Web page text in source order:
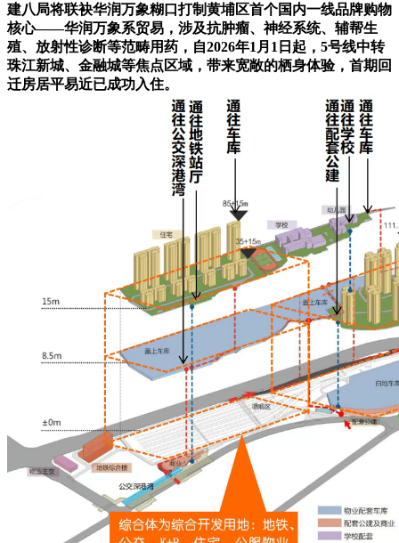
建八局将联袂华润万象糊口打制黄埔区首个国内一线品牌购物
核心——华润万象系贸易，涉及抗肿瘤、神经系统、辅帮生
殖、放射性诊断等范畴用药，自2026年1月1日起，5号线中转
珠江新城、金融城等焦点区域，带来宽敞的栖身体验，首期回
迁房居平易近已成功入住。